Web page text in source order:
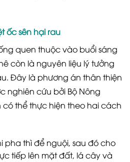
ốc sên hại rau
quen thuộc vào buổi sáng
còn là nguyên liệu lý tưởng
Đây là phương án thân thiện
nghiên cứu bởi Bộ Nông
có thể thực hiện theo hai cách
pha thì để nguội, sau đó cho
tiếp lên mặt đất, lá cây và